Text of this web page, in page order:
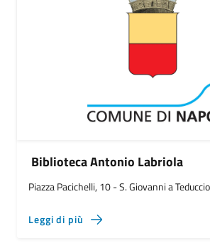
Biblioteca Antonio Labriola
Piazza Pacichelli, 10 - S. Giovanni a
Leggi di più